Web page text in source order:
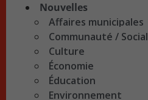
Nouvelles
Affaires municipales
Communauté / Social
Culture
Économie
Éducation
Environnement